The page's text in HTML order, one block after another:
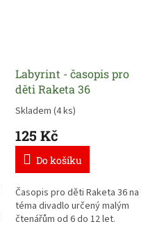
Labyrint - časopis pro
děti Raketa 36
Skladem (4 ks)
125 Kč
Do košíku
Časopis pro děti Raketa 36 na
téma divadlo určený malým
čtenářům od 6 do 12 let.